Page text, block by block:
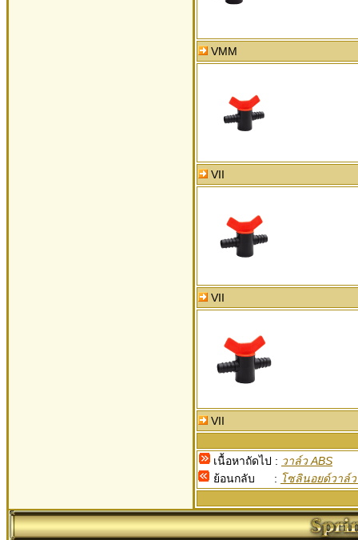
VMM
VII
VII
VII
เนื้อหาถัดไป : วาล์ว ABS
ย้อนกลับ : โซลินอยด์วาล์ว